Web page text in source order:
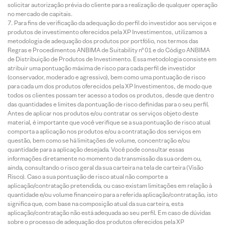
solicitar autorização prévia do cliente para a realização de qualquer operação
no mercado de capitais.
Para fins de verificação da adequação do perfil do investidor aos serviços e
produtos de investimento oferecidos pela XP Investimentos, utilizamos a
metodologia de adequação dos produtos por portfólio, nos termos das
Regras e Procedimentos ANBIMA de Suitability nº 01 e do Código ANBIMA
de Distribuição de Produtos de Investimento. Essa metodologia consiste em
atribuir uma pontuação máxima de risco para cada perfil de investidor
(conservador, moderado e agressivo), bem como uma pontuação de risco
para cada um dos produtos oferecidos pela XP Investimentos, de modo que
todos os clientes possam ter acesso a todos os produtos, desde que dentro
das quantidades e limites da pontuação de risco definidas para o seu perfil.
Antes de aplicar nos produtos e/ou contratar os serviços objeto deste
material, é importante que você verifique se a sua pontuação de risco atual
comporta a aplicação nos produtos e/ou a contratação dos serviços em
questão, bem como se há limitações de volume, concentração e/ou
quantidade para a aplicação desejada. Você pode consultar essas
informações diretamente no momento da transmissão da sua ordem ou,
ainda, consultando o risco geral da sua carteira na tela de carteira (Visão
Risco). Caso a sua pontuação de risco atual não comporte a
aplicação/contratação pretendida, ou caso existam limitações em relação à
quantidade e/ou volume financeiro para a referida aplicação/contratação, isto
significa que, com base na composição atual da sua carteira, esta
aplicação/contratação não está adequada ao seu perfil. Em caso de dúvidas
sobre o processo de adequação dos produtos oferecidos pela XP